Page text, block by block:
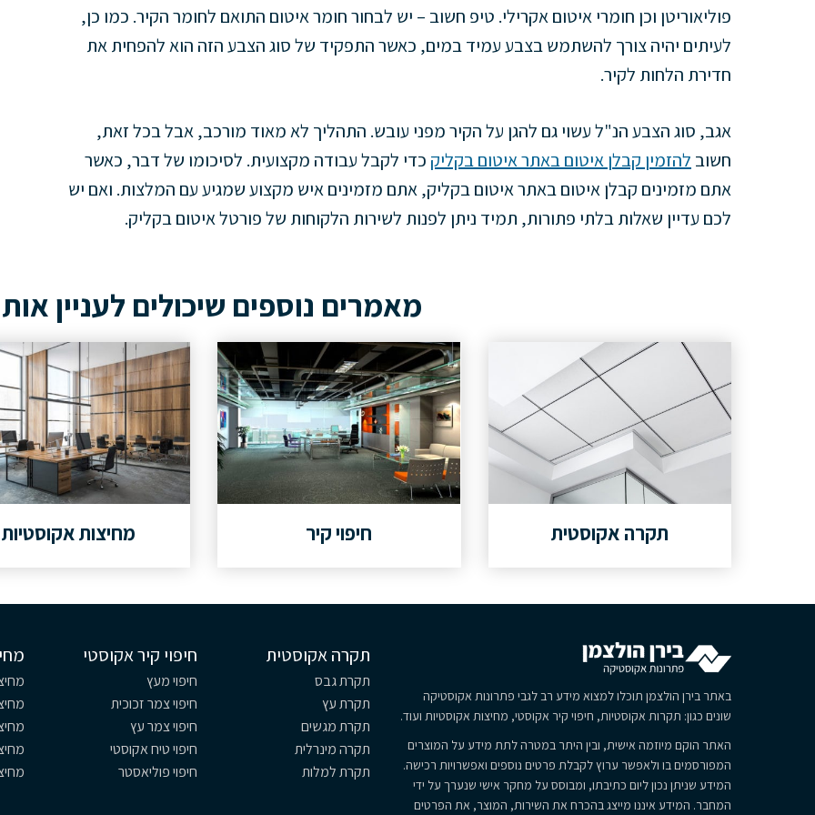
פוליאוריטן וכן חומרי איטום אקרילי. טיפ חשוב – יש לבחור חומר איטום התואם לחומר הקיר. כמו כן,
לעיתים יהיה צורך להשתמש בצבע עמיד במים, כאשר התפקיד של סוג הצבע הזה הוא להפחית את
חדירת הלחות לקיר.
אגב, סוג הצבע הנ"ל עשוי גם להגן על הקיר מפני עובש. התהליך לא מאוד מורכב, אבל בכל זאת,
חשוב להזמין קבלן איטום באתר איטום בקליק כדי לקבל עבודה מקצועית. לסיכומו של דבר, כאשר
אתם מזמינים קבלן איטום באתר איטום בקליק, אתם מזמינים איש מקצוע שמגיע עם המלצות. ואם יש
לכם עדיין שאלות בלתי פתורות, תמיד ניתן לפנות לשירות הלקוחות של פורטל איטום בקליק.
מאמרים נוספים שיכולים לעניין
תקרה אקוסטית חיפוי קיר מחיצות אקוסטיות
באתר בירן הולצמן תוכלו למצוא מידע רב לגבי פתרונות אקוסטיקה
שונים כגון: תקרות אקוסטיות, חיפוי קיר אקוסטי, מחיצות אקוסטיות ועוד.
האתר הוקם מיוזמה אישית, ובין היתר במטרה לתת מידע על המוצרים
המפורסמים בו ולאפשר ערוץ לקבלת פרטים נוספים ואפשרויות רכישה.
המידע שניתן נכון ליום כתיבתו, ומבוסס על מחקר אישי שנערך על ידי
המחבר. המידע איננו מייצג בהכרח את השירות, המוצר, את הפרטים
תקרה אקוסטית
תקרת גבס
תקרת עץ
תקרת מגשים
תקרה מינרלית
תקרת למלות
חיפוי קיר אקוסטי
חיפוי מעץ
חיפוי צמר זכוכית
חיפוי צמר עץ
חיפוי טיח אקוסטי
חיפוי פוליאסטר